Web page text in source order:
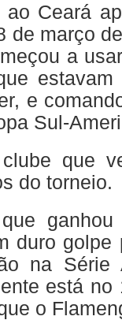
ao Ceará
de março
a
e
Sul-
que
do torneio.
duro golpe
na
está no
o